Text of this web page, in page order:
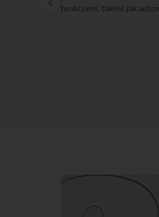
funkcjami, takimi jak